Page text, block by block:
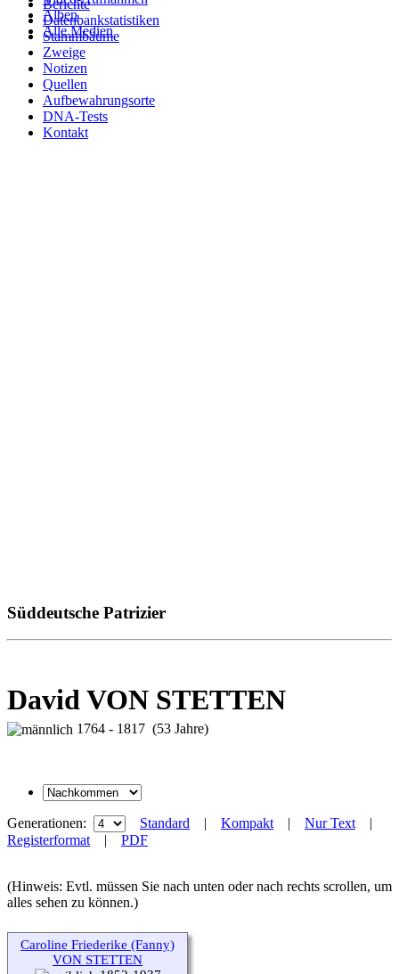
Alben
Alle Medien
Berichte
Datenbankstatistiken
Stammbäume
Zweige
Notizen
Quellen
Aufbewahrungsorte
DNA-Tests
Kontakt
Süddeutsche Patrizier
David VON STETTEN
1764 - 1817 (53 Jahre)
Generationen: Standard | Kompakt | Nur Text |
Registerformat | PDF
(Hinweis: Evtl. müssen Sie nach unten oder nach rechts scrollen, um
alles sehen zu können.)
Caroline Friederike (Fanny)
VON STETTEN